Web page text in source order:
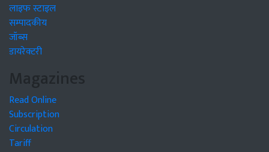
लाइफ स्टाइल
सम्पादकीय
जॉब्स
डायरेक्टरी
Magazines
Read Online
Subscription
Circulation
Tariff